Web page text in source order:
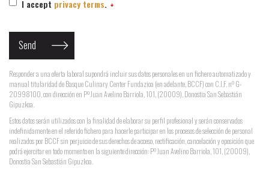
I accept privacy terms.
Responder a una oferta laboral supondrá incluir sus datos personales en un fichero automatizado y
manual titularidad de Basque Culinary Center Fundazioa (en adelante, BCCF) con C.I.F. nº G-
20998100, con dirección en Pº Juan Avelino Barriola, 101, (20009), Donostia San Sebastián
Gipuzkoa.
Estos datos serán utilizados con la finalidad de elaborar su perfil profesional y serán conservados
indefinidamente en el referido fichero para hacerle participar en los procesos de selección de personal
realizados por BCCF sin perjuicio de sus derechos de acceso, rectificación, cancelación y oposición que
podrá ejercitar en todo momento en la siguiente dirección: Pº Juan Avelino Barriola, 101, (20009),
Donostia San Sebastián Gipuzkoa.